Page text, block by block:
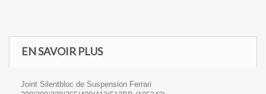
EN SAVOIR PLUS
Joint Silentbloc de Suspension Ferrari